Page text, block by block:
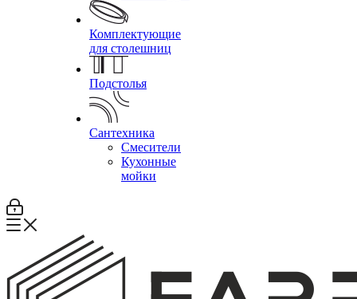
Комплектующие
для столешниц
Подстолья
Сантехника
Смесители
Кухонные
мойки